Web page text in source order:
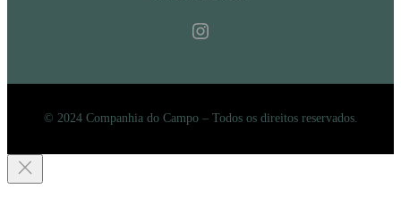
Instagram
© 2024 Companhia do Campo – Todos os direitos reservados.